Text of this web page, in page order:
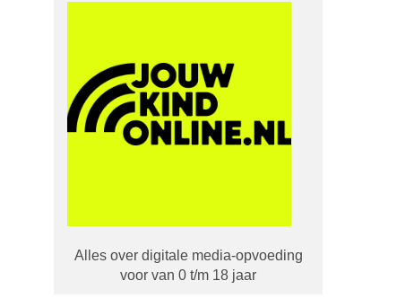
Alles over digitale media-opvoeding
voor van 0 t/m 18 jaar